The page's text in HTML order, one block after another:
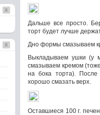
Дальше все просто.
торт будет лучше
Дно формы смазываем
Выкладываем ушки (у
смазываем кремом
на бока торта).
хорошо смазать верх.
Оставшиеся 100 г.